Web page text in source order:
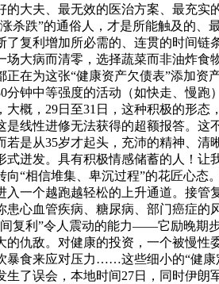
的大夫、最无效的医治方案、最充实
杀跌”的通俗人，才是所能触及的、
了复利增加所必需的、连贯的时间链
场大病而清零，选择蔬菜而非油炸食
正在为这张“健康资产欠债表”添加资
分钟中等强度的活动（如快走、慢
大概，29日至31日，这种积极的形态
是线性进修无法获得的超额报答。这
若是从35岁才起头，充沛的精神、清
式迸发。具有积极情感储蓄的人！让
向“相信堆集、卑沉过程”的花匠心态
入一个越跑越轻松的上升通道。接管
患心血管疾病、糖尿病、部门癌症的
复利”令人震动的能力——它励晚期
的仇敌。对健康的投资，一个被慢性
暴食来应对压力……这些细小的“健康
生了误会，本地时间27日，同时伊